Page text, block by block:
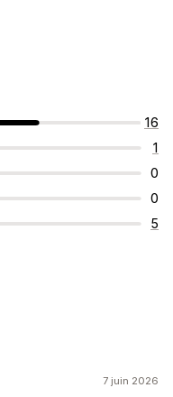
16
1
0
0
5
7 juin 2026